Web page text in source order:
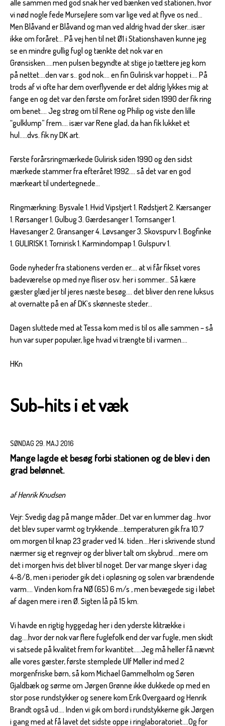
alle sammen med god snak her ved bænken ved stationen, hvor
vi nød nogle fede Mursejlere som var lige ved at flyve os ned…
Men Blåvand er Blåvand og man ved aldrig hvad der sker…især
ikke om foråret… På vej hen til net Ø1 i Stationshaven kunne jeg
se en mindre gullig fugl og tænkte det nok var en
Grønsisken…..men pulsen begyndte at stige jo tættere jeg kom
på nettet….den var s.. god nok…. en fin Gulirisk var hoppet i…. På
trods af vi ofte har dem overflyvende er det aldrig lykkes mig at
fange en og det var den første om foråret siden 1990 der fik ring
om benet…. Jeg strøg om til Rene og Philip og viste den lille
“gulklump” frem…. især var Rene glad, da han fik lukket et
hul…..dvs. fik ny DK art.
Første forårsringmærkede Gulirisk siden 1990 og den sidst
mærkede stammer fra efteråret 1992…. så det var en god
mærkeart til undertegnede…
Ringmærkning: Bysvale 1. Hvid Vipstjert 1. Rødstjert 2. Kærsanger
1. Rørsanger 1. Gulbug 3. Gærdesanger 1. Tornsanger 1.
Havesanger 2. Gransanger 4. Løvsanger 3. Skovspurv 1. Bogfinke
1. GULIRISK 1. Tornirisk 1. Karmindompap 1. Gulspurv 1.
Gode nyheder fra stationens verden er…. at vi får fikset vores
badeværelse op med nye fliser osv. her i sommer… Så kære
gæster glæd jer til jeres næste besøg…. det bliver den rene luksus
at overnatte på en af DK`s skønneste steder…
Dagen sluttede med at Tessa kom med is til os alle sammen – så
hun var super populær, lige hvad vi trængte til i varmen….
HKn
Sub-hits i et væk
SØNDAG 29. MAJ 2016
Mange lagde et besøg forbi stationen og de blev i den
grad belønnet.
af Henrik Knudsen
Vejr: Svedig dag på mange måder…Det var en lummer dag…hvor
det blev super varmt og trykkende….temperaturen gik fra 10.7
om morgen til knap 23 grader ved 14. tiden….Her i skrivende stund
nærmer sig et regnvejr og der bliver talt om skybrud….mere om
det i morgen hvis det bliver til noget. Der var mange skyer i dag
4-8/8, men i perioder gik det i opløsning og solen var brændende
varm…. Vinden kom fra NØ (65) 6 m/s , men bevægede sig i løbet
af dagen mere i ren Ø. Sigten lå på 15 km.
Vi havde en rigtig hyggedag her i den yderste klitrække i
dag….hvor der nok var flere fuglefolk end der var fugle, men skidt
vi satsede på kvalitet frem for kvantitet…..Jeg må heller få nævnt
alle vores gæster, første stemplede Ulf Møller ind med 2
morgenfriske børn, så kom Michael Gammelholm og Søren
Gjaldbæk og sørme om Jørgen Grønne ikke dukkede op med en
stor pose rundstykker og senere kom Erik Overgaard og Henrik
Brandt også ud…. Inden vi gik om bord i rundstykkerne gik Jørgen
i gang med at få lavet det sidste oppe i ringlaboratoriet….Og for